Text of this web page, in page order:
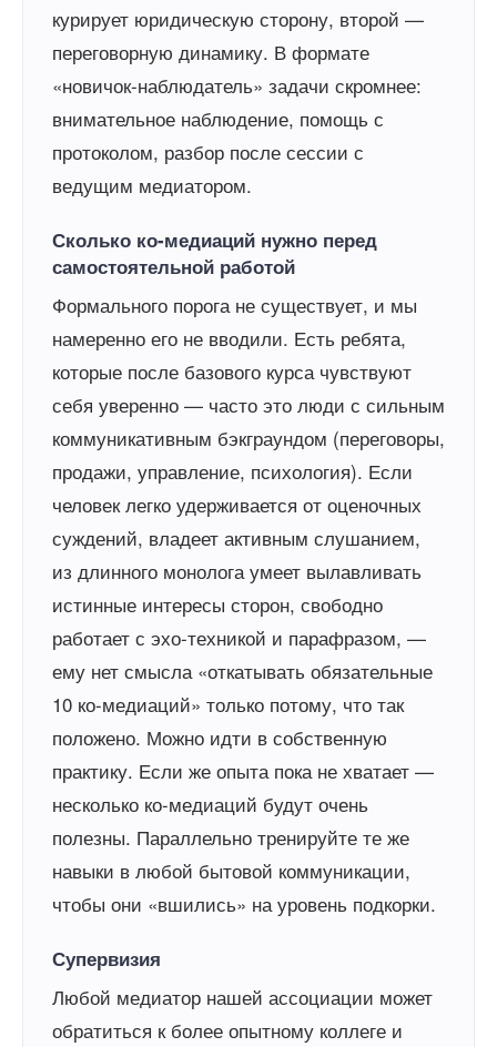
курирует юридическую сторону, второй —
переговорную динамику. В формате
«новичок-наблюдатель» задачи скромнее:
внимательное наблюдение, помощь с
протоколом, разбор после сессии с
ведущим медиатором.
Сколько ко-медиаций нужно перед
самостоятельной работой
Формального порога не существует, и мы
намеренно его не вводили. Есть ребята,
которые после базового курса чувствуют
себя уверенно — часто это люди с сильным
коммуникативным бэкграундом (переговоры,
продажи, управление, психология). Если
человек легко удерживается от оценочных
суждений, владеет активным слушанием,
из длинного монолога умеет вылавливать
истинные интересы сторон, свободно
работает с эхо-техникой и парафразом, —
ему нет смысла «откатывать обязательные
10 ко-медиаций» только потому, что так
положено. Можно идти в собственную
практику. Если же опыта пока не хватает —
несколько ко-медиаций будут очень
полезны. Параллельно тренируйте те же
навыки в любой бытовой коммуникации,
чтобы они «вшились» на уровень подкорки.
Супервизия
Любой медиатор нашей ассоциации может
обратиться к более опытному коллеге и